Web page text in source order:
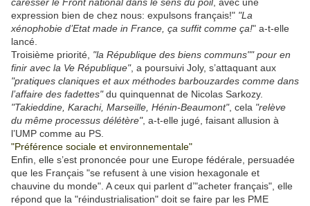
expression bien de chez nous: expulsons français!" "La
xénophobie d’Etat made in France, ça suffit comme ça!" a-t-elle
lancé.
Troisième priorité, "la République des biens communs"" pour en
finir avec la Ve République", a poursuivi Joly, s’attaquant aux
"pratiques claniques et aux méthodes barbouzardes comme dans
l’affaire des fadettes"du quinquennat de Nicolas Sarkozy.
"Takieddine, Karachi, Marseille, Hénin-Beaumont", cela "relève
du même processus délétère", a-t-elle jugé, faisant allusion à
l’UMP comme au PS.
"Préférence sociale et environnementale"
Enfin, elle s’est prononcée pour une Europe fédérale, persuadée
que les Français "se refusent à une vision hexagonale et
chauvine du monde". A ceux qui parlent d’"acheter français", elle
répond que la "réindustrialisation" doit se faire par les PME